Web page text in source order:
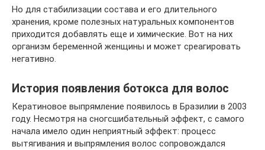
Но для стабилизации состава и его длительного
хранения, кроме полезных натуральных компонентов
приходится добавлять еще и химические. Вот на них
организм беременной женщины и может среагировать
негативно.
История появления ботокса для волос
Кератиновое выпрямление появилось в Бразилии в 2003
году. Несмотря на сногсшибательный эффект, с самого
начала имело один неприятный эффект: процесс
вытягивания и выпрямления волос сопровождался